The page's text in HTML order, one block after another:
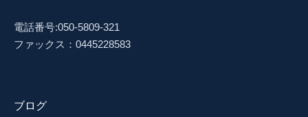
電話番号:050-5809-321
ファックス：0445228583
ブログ